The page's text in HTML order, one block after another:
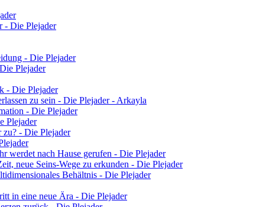
- Die Plejader
- Die Plejader
Plejader
- Die Plejader
zu sein - Die Plejader - Arkayla
- Die Plejader
Plejader
- Die Plejader
werdet nach Hause gerufen - Die Plejader
neue Seins-Wege zu erkunden - Die Plejader
Behältnis - Die Plejader
in eine neue Ära - Die Plejader